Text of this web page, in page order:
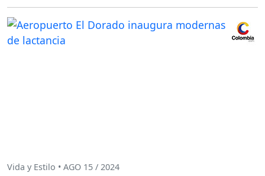
Vida y Estilo • AGO 15 / 2024